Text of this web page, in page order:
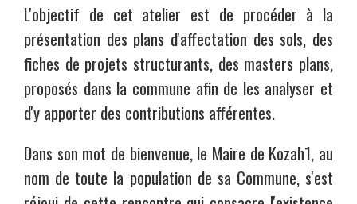
L'objectif de cet atelier est de procéder à la
présentation des plans d'affectation des sols, des
fiches de projets structurants, des masters plans,
proposés dans la commune afin de les analyser et
d'y apporter des contributions afférentes.
Dans son mot de bienvenue, le Maire de Kozah1, au
nom de toute la population de sa Commune, s'est